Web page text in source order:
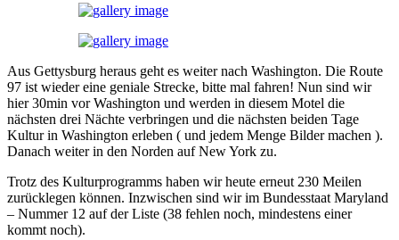
Aus Gettysburg heraus geht es weiter nach Washington. Die Route
97 ist wieder eine geniale Strecke, bitte mal fahren! Nun sind wir
hier 30min vor Washington und werden in diesem Motel die
nächsten drei Nächte verbringen und die nächsten beiden Tage
Kultur in Washington erleben ( und jedem Menge Bilder machen ).
Danach weiter in den Norden auf New York zu.
Trotz des Kulturprogramms haben wir heute erneut 230 Meilen
zurücklegen können. Inzwischen sind wir im Bundesstaat Maryland
– Nummer 12 auf der Liste (38 fehlen noch, mindestens einer
kommt noch).